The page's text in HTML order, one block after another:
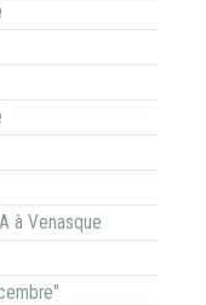
à Venasque